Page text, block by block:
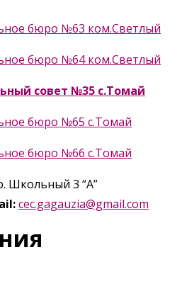
бюро №63 ком.Светлый
бюро №64 ком.Светлый
совет №35 с.Томай
бюро №65 с.Томай
бюро №66 с.Томай
Школьный 3 “А”
cec.gagauzia@gmail.com